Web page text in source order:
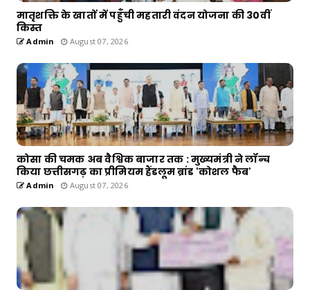
मातृशक्ति के खातों में पहुँची महतारी वंदन योजना की 30वीं
किस्त
Admin August 07, 2026
कोसा की चमक अब वैश्विक बाजार तक : मुख्यमंत्री ने लॉन्च
किया छत्तीसगढ़ का प्रीमियम हैंडलूम ब्रांड 'कोशल फैब'
Admin August 07, 2026